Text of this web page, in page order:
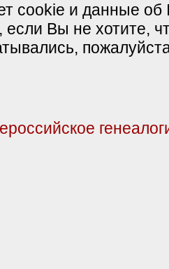
cookie и данные об
если Вы не хотите,